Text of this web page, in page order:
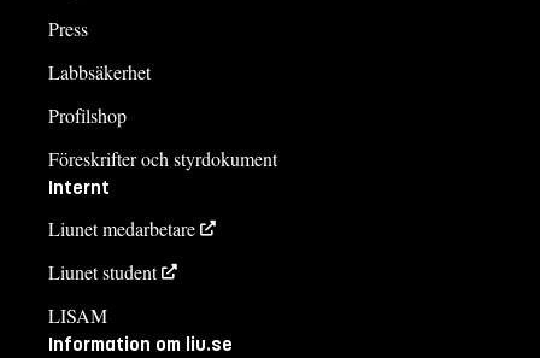
Press
Labbsäkerhet
Profilshop
Föreskrifter och styrdokument
Internt
Liunet medarbetare
Liunet student
LISAM
Information om liu.se